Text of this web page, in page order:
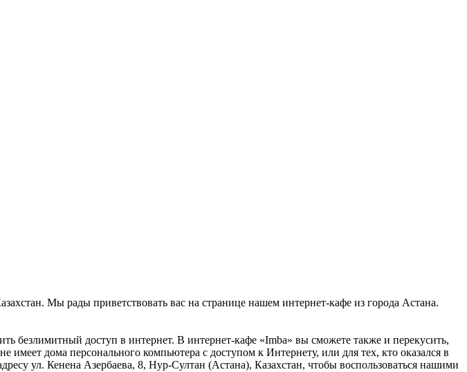
Мы рады приветствовать вас на странице нашем интернет-кафе из города Астана.
безлимитный доступ в интернет. В интернет-кафе «Imba» вы сможете также и перекусить,
дома персонального компьютера с доступом к Интернету, или для тех, кто оказался в
ул. Кенена Азербаева, 8, Нур-Султан (Астана), Казахстан, чтобы воспользоваться нашими